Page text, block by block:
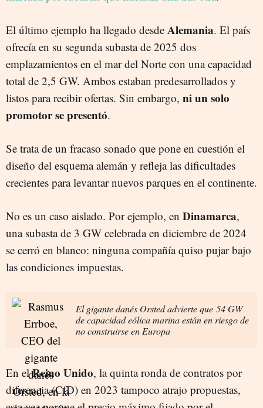
El último ejemplo ha llegado desde Alemania. El país
ofrecía en su segunda subasta de 2025 dos
emplazamientos en el mar del Norte con una capacidad
total de 2,5 GW. Ambos estaban predesarrollados y
listos para recibir ofertas. Sin embargo, ni un solo
promotor se presentó.
Se trata de un fracaso sonado que pone en cuestión el
diseño del esquema alemán y refleja las dificultades
crecientes para levantar nuevos parques en el continente.
No es un caso aislado. Por ejemplo, en Dinamarca,
una subasta de 3 GW celebrada en diciembre de 2024
se cerró en blanco: ninguna compañía quiso pujar bajo
las condiciones impuestas.
El gigante danés Orsted advierte que 54 GW
de capacidad eólica marina están en riesgo de
no construirse en Europa
En elReino Unido, la quinta ronda de contratos por
diferencia (CfD) en 2023 tampoco atrajo propuestas,